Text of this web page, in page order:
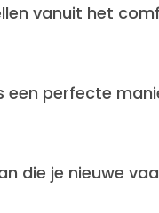
vanuit het
een perfecte
die je nieuwe